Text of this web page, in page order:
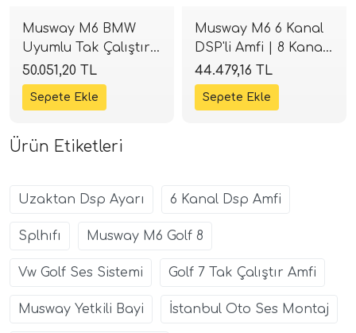
Musway M6 BMW
Uyumlu Tak Çalıştır
DSP Amfi Kiti |
SPLHIFI
50.051,20 TL
Musway M6 6 Kanal
DSP'li Amfi | 8 Kanal
İşlemci | Tak-Çalıştır
| SPLHIFI
44.479,16 TL
Ürün Etiketleri
Uzaktan Dsp Ayarı 6 Kanal Dsp Amfi
Splhıfı Musway M6 Golf 8
Vw Golf Ses Sistemi Golf 7 Tak Çalıştır Amfi
Musway Yetkili Bayi İstanbul Oto Ses Montaj